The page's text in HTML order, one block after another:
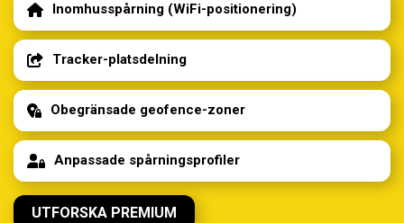
Inomhusspårning (WiFi-positionering)
Tracker-platsdelning
Obegränsade geofence-zoner
Anpassade spårningsprofiler
UTFORSKA PREMIUM